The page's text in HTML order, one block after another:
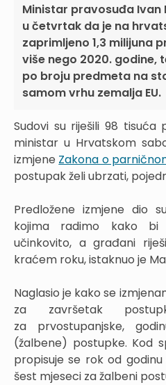
Ministar pravosuđa Ivan
u četvrtak da je na
zaprimljeno 1,3 milijuna
više nego 2020. godine,
po broju predmeta na
samom vrhu zemalja EU.
Sudovi su riješili 98
ministar u Hrvatskom
izmjene Zakona o
postupak želi ubrzati,
Predložene izmjene dio
kojima radimo kako bi
učinkovito, a građani
kraćem roku, istaknuo je
Naglasio je kako se
za završetak
za prvostupanjske,
(žalbene) postupke. Kod
propisuje se rok od
šest mjeseci za žalbeni